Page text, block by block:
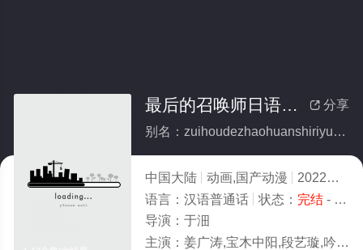
 分享
最后的召唤师日语版(全集)
别名：zuihoudezhaohuanshiriyuban
中国大陆 动画,国产动漫 2022
9.0
语言： 汉语普通话 状态： 完结- 免费在线观看
导演： 于沺
主演： 姜广涛,宝木中阳,段艺璇,吟良犬,图特哈蒙,山新,皇贞季